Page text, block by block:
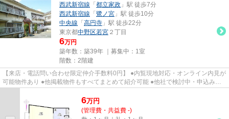
西武新宿線 「 都立家政 」駅 徒歩7分
西武新宿線 「 鷺ノ宮 」駅 徒歩10分
中央線 「 高円寺 」駅 徒歩22分
東京都中野区若宮 ２丁目
6万円
築年数：築39年 ｜募集中： 1室
階数：2階建
【来店・電話問い合わせ限定仲介手数料0円】 ●内覧現地対応・オンライン内見が
可能物件あり ●他掲載物件もすべてまとめて紹介可能 ●他社で検討中・申込み済
6万円
(管理費・共益費 -)